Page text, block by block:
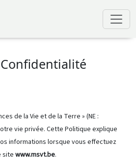
de la Vie et de la Terre » (NE :
vie privée. Cette Politique explique
informations lorsque vous effectuez
sitewww.msvt.be.